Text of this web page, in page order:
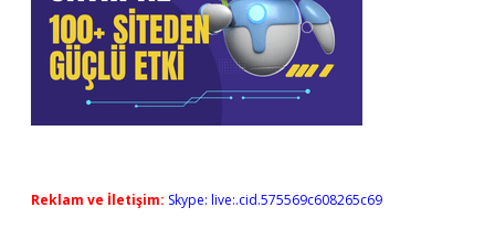
Reklam ve İletişim: Skype: live:.cid.575569c608265c69